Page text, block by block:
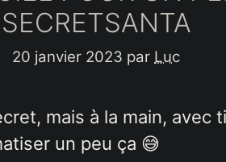
SECRETSANTA
20 janvier 2023 par Luc
mais à la main, avec
un peu ça 😅